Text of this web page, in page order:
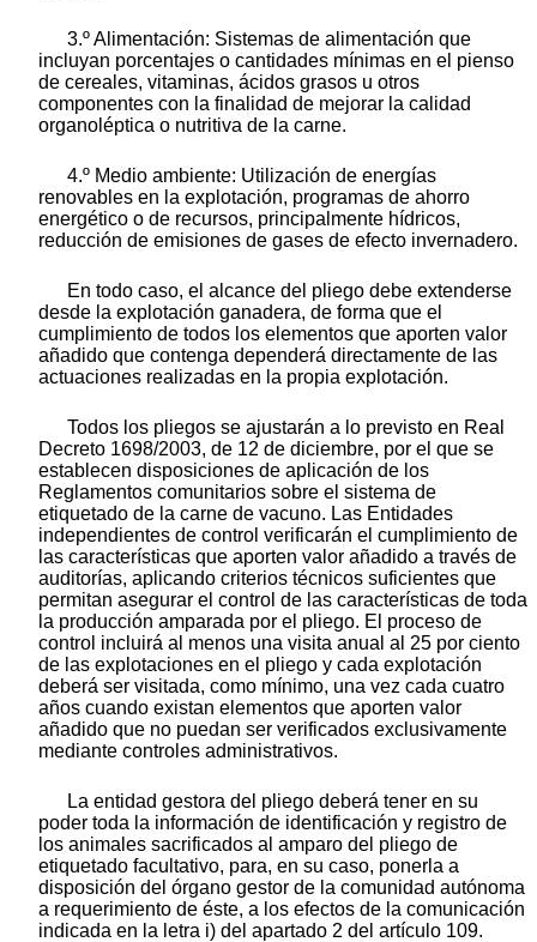
3.º Alimentación: Sistemas de alimentación que
incluyan porcentajes o cantidades mínimas en el pienso
de cereales, vitaminas, ácidos grasos u otros
componentes con la finalidad de mejorar la calidad
organoléptica o nutritiva de la carne.
4.º Medio ambiente: Utilización de energías
renovables en la explotación, programas de ahorro
energético o de recursos, principalmente hídricos,
reducción de emisiones de gases de efecto invernadero.
En todo caso, el alcance del pliego debe extenderse
desde la explotación ganadera, de forma que el
cumplimiento de todos los elementos que aporten valor
añadido que contenga dependerá directamente de las
actuaciones realizadas en la propia explotación.
Todos los pliegos se ajustarán a lo previsto en Real
Decreto 1698/2003, de 12 de diciembre, por el que se
establecen disposiciones de aplicación de los
Reglamentos comunitarios sobre el sistema de
etiquetado de la carne de vacuno. Las Entidades
independientes de control verificarán el cumplimiento de
las características que aporten valor añadido a través de
auditorías, aplicando criterios técnicos suficientes que
permitan asegurar el control de las características de toda
la producción amparada por el pliego. El proceso de
control incluirá al menos una visita anual al 25 por ciento
de las explotaciones en el pliego y cada explotación
deberá ser visitada, como mínimo, una vez cada cuatro
años cuando existan elementos que aporten valor
añadido que no puedan ser verificados exclusivamente
mediante controles administrativos.
La entidad gestora del pliego deberá tener en su
poder toda la información de identificación y registro de
los animales sacrificados al amparo del pliego de
etiquetado facultativo, para, en su caso, ponerla a
disposición del órgano gestor de la comunidad autónoma
a requerimiento de éste, a los efectos de la comunicación
indicada en la letra i) del apartado 2 del artículo 109.